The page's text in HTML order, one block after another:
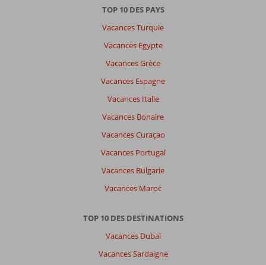
TOP 10 DES PAYS
Vacances Turquie
Vacances Egypte
Vacances Grèce
Vacances Espagne
Vacances Italie
Vacances Bonaire
Vacances Curaçao
Vacances Portugal
Vacances Bulgarie
Vacances Maroc
TOP 10 DES DESTINATIONS
Vacances Dubaï
Vacances Sardaigne